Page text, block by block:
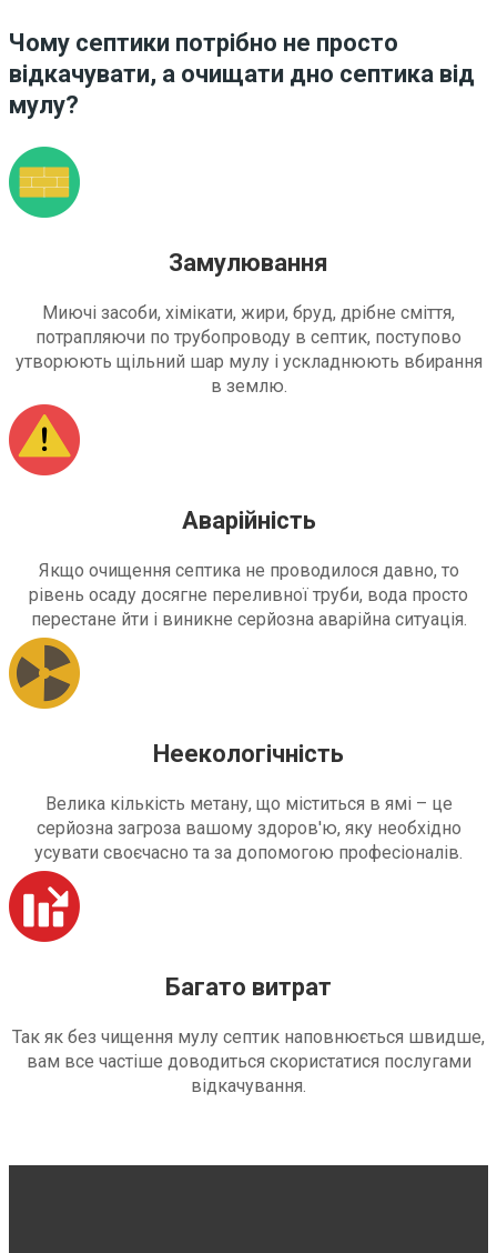
Чому септики потрібно не просто
відкачувати, а очищати дно септика від
мулу?
Замулювання
Миючі засоби, хімікати, жири, бруд, дрібне сміття,
потрапляючи по трубопроводу в септик, поступово
утворюють щільний шар мулу і ускладнюють вбирання
в землю.
Аварійність
Якщо очищення септика не проводилося давно, то
рівень осаду досягне переливної труби, вода просто
перестане йти і виникне серйозна аварійна ситуація.
Неекологічність
Велика кількість метану, що міститься в ямі – це
серйозна загроза вашому здоров'ю, яку необхідно
усувати своєчасно та за допомогою професіоналів.
Багато витрат
Так як без чищення мулу септик наповнюється швидше,
вам все частіше доводиться скористатися послугами
відкачування.